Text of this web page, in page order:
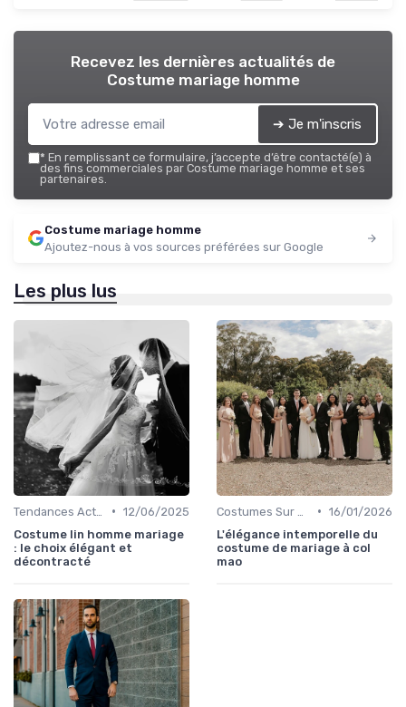
Recevez les dernières actualités de
Costume mariage homme
➔ Je m'inscris
* En remplissant ce formulaire, j’accepte d’être contacté(e) à
des fins commerciales par Costume mariage homme et ses
partenaires.
Costume mariage homme
Ajoutez-nous à vos sources préférées sur Google
Les plus lus
• 12/06/2025
Costume lin homme mariage
: le choix élégant et
décontracté
• 16/01/2026
L'élégance intemporelle du
costume de mariage à col
mao